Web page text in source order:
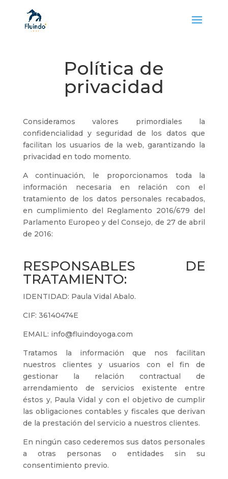
Política de
privacidad
Consideramos valores primordiales la
confidencialidad y seguridad de los datos que
facilitan los usuarios de la web, garantizando la
privacidad en todo momento.
A continuación, le proporcionamos toda la
información necesaria en relación con el
tratamiento de los datos personales recabados,
en cumplimiento del Reglamento 2016/679 del
Parlamento Europeo y del Consejo, de 27 de abril
de 2016:
RESPONSABLES DE
TRATAMIENTO:
IDENTIDAD: Paula Vidal Abalo.
CIF: 36140474E
EMAIL: info@fluindoyoga.com
Tratamos la información que nos facilitan
nuestros clientes y usuarios con el fin de
gestionar la relación contractual de
arrendamiento de servicios existente entre
éstos y, Paula Vidal y con el objetivo de cumplir
las obligaciones contables y fiscales que derivan
de la prestación del servicio a nuestros clientes.
En ningún caso cederemos sus datos personales
a otras personas o entidades sin su
consentimiento previo.